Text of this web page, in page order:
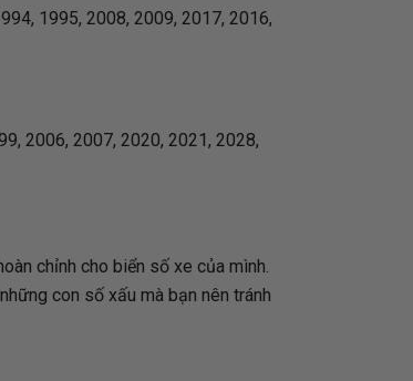
1995, 2008, 2009, 2017, 2016,
2006, 2007, 2020, 2021, 2028,
chỉnh cho biển số xe của mình.
con số xấu mà bạn nên tránh